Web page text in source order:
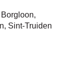
naar
Sint-Truiden